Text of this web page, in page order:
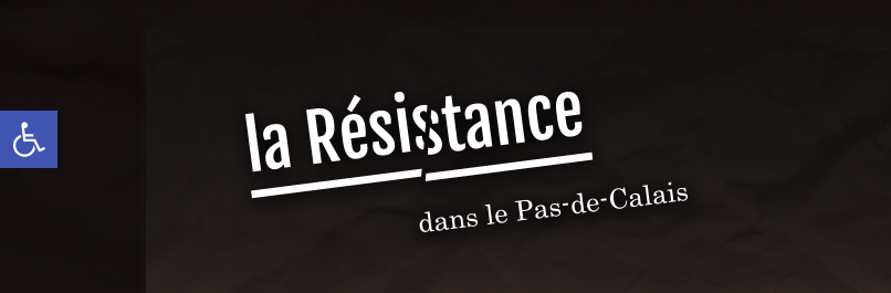
Ouvrir la barre d’outils